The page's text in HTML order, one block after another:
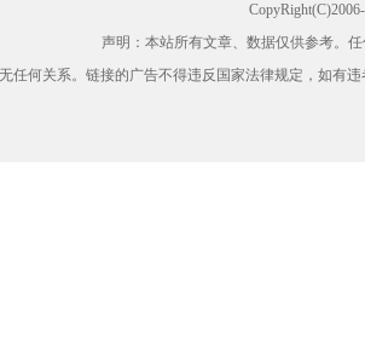
声明：本站所有文章、数据仅供参考。
任何关系。链接的广告不得违反国家法律规定，如有